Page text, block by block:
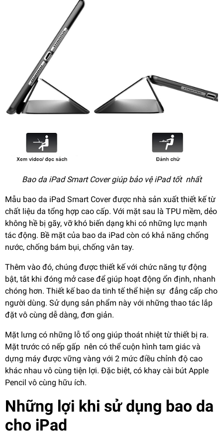
Bao da iPad Smart Cover giúp bảo vệ iPad tốt nhất
Mẫu bao da iPad Smart Cover được nhà sản xuất thiết kế từ
chất liệu da tổng hợp cao cấp. Với mặt sau là TPU mềm, dẻo
không hề bị gãy, vỡ khó biến dạng khi có những lực mạnh
tác động. Bề mặt của bao da iPad còn có khả năng chống
nước, chống bám bụi, chống vân tay.
Thêm vào đó, chúng được thiết kế với chức năng tự động
bật, tắt khi đóng mở case để giúp hoạt động ổn định, nhanh
chóng hơn. Thiết kế bao da tinh tế thể hiện sự đẳng cấp cho
người dùng. Sử dụng sản phẩm này với những thao tác lắp
đặt vô cùng dễ dàng, đơn giản.
Mặt lưng có những lỗ tổ ong giúp thoát nhiệt từ thiết bị ra.
Mặt trước có nếp gấp nên có thể cuộn hình tam giác và
dựng máy được vững vàng với 2 mức điều chỉnh độ cao
khác nhau vô cùng tiện lợi. Đặc biệt, có khay cài bút Apple
Pencil vô cùng hữu ích.
Những lợi khi sử dụng bao da
cho iPad